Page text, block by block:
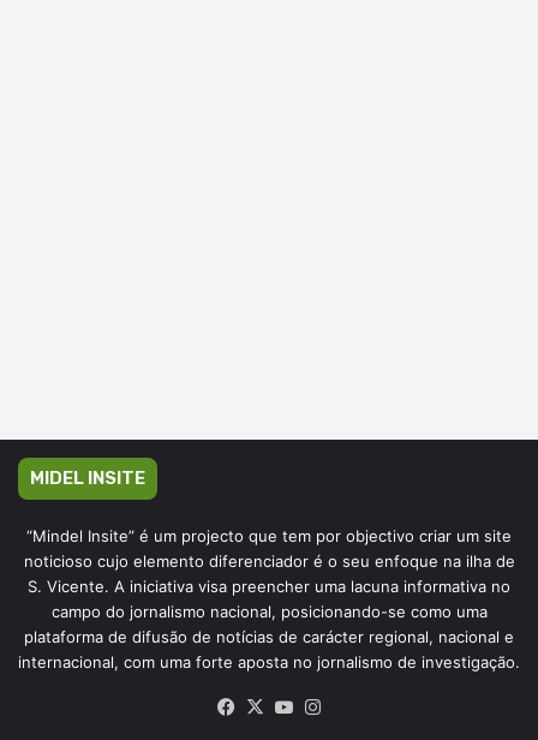
MIDEL INSITE
“Mindel Insite” é um projecto que tem por objectivo criar um site
noticioso cujo elemento diferenciador é o seu enfoque na ilha de
S. Vicente. A iniciativa visa preencher uma lacuna informativa no
campo do jornalismo nacional, posicionando-se como uma
plataforma de difusão de notícias de carácter regional, nacional e
internacional, com uma forte aposta no jornalismo de investigação.
Facebook
X YouTube